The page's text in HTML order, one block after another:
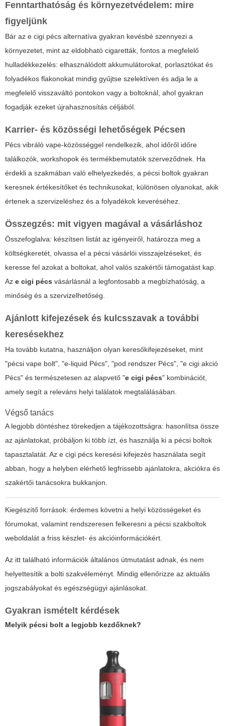
Fenntarthatóság és környezetvédelem: mire
figyeljünk
Bár az e cigi pécs alternatíva gyakran kevésbé szennyezi a
környezetet, mint az eldobható cigaretták, fontos a megfelelő
hulladékkezelés: elhasználódott akkumulátorokat, porlasztókat és
folyadékos flakonokat mindig gyűjtse szelektíven és adja le a
megfelelő visszaváltó pontokon vagy a boltoknál, ahol gyakran
fogadják ezeket újrahasznosítás céljából.
Karrier- és közösségi lehetőségek Pécsen
Pécs vibráló vape-közösséggel rendelkezik, ahol időről időre
találkozók, workshopok és termékbemutatók szerveződnek. Ha
érdekli a szakmában való elhelyezkedés, a pécsi boltok gyakran
keresnek értékesítőket és technikusokat, különösen olyanokat, akik
értenek a szervizeléshez és a folyadékok keveréséhez.
Összegzés: mit vigyen magával a vásárláshoz
Összefoglalva: készítsen listát az igényeiről, határozza meg a
költségkeretét, olvassa el a pécsi vásárlói visszajelzéseket, és
keresse fel azokat a boltokat, ahol valós szakértői támogatást kap.
Az e cigi pécs vásárlásnál a legfontosabb a megbízhatóság, a
minőség és a szervizelhetőség.
Ajánlott kifejezések és kulcsszavak a további
keresésekhez
Ha tovább kutatna, használjon olyan keresőkifejezéseket, mint
"pécsi vape bolt", "e-liquid Pécs", "pod rendszer Pécs", "e cigi akció
Pécs" és természetesen az alapvető "e cigi pécs" kombinációt,
amely segít a releváns helyi találatok megtalálásában.
Végső tanács
A legjobb döntéshez törekedjen a tájékozottságra: hasonlítsa össze
az ajánlatokat, próbáljon ki több ízt, és használja ki a pécsi boltok
tapasztalatát. Az e cigi pécs keresési kifejezés használata segít
abban, hogy a helyben elérhető legfrissebb ajánlatokra, akciókra és
szakértői tanácsokra bukkanjon.
Kiegészítő források: érdemes követni a helyi közösségeket és
fórumokat, valamint rendszeresen felkeresni a pécsi szakboltok
weboldalát a friss készlet- és akcióinformációkért.
Az itt található információk általános útmutatást adnak, és nem
helyettesítik a bolti szakvéleményt. Mindig ellenőrizze az aktuális
jogszabályokat és egészségügyi ajánlásokat.
Gyakran ismételt kérdések
Melyik pécsi bolt a legjobb kezdőknek?